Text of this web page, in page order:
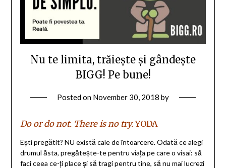
Nu te limita, trăiește și gândește
BIGG! Pe bune!
Posted on November 30, 2018 by
Do or do not. There is no try.YODA
Ești pregătit? NU există cale de întoarcere. Odată ce alegi
drumul ăsta, pregătește-te pentru viața pe care o visai: să
faci ceea ce-ți place și să tragi pentru tine, să nu mai lucrezi